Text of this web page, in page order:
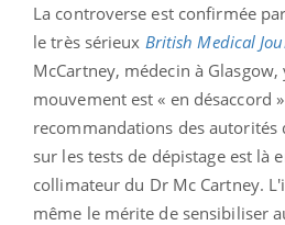
La controverse est confirmée
le très sérieux British Medical
McCartney, médecin à
mouvement est « en désaccord
recommandations des autorités
sur les tests de dépistage est là
collimateur du Dr Mc Cartney.
même le mérite de sensibiliser